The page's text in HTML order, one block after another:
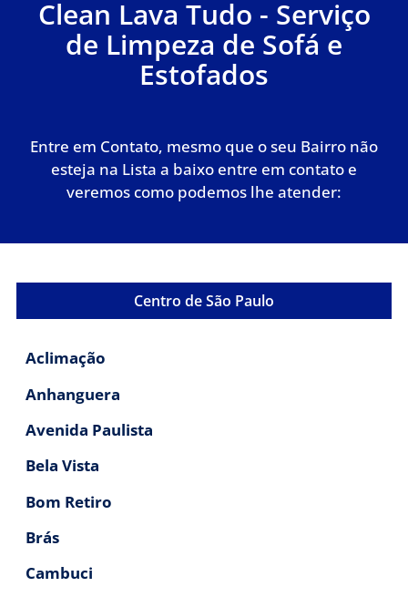
Clean Lava Tudo - Serviço
de Limpeza de Sofá e
Estofados
Entre em Contato, mesmo que o seu Bairro não
esteja na Lista a baixo entre em contato e
veremos como podemos lhe atender:
Centro de São Paulo
Aclimação
Anhanguera
Avenida Paulista
Bela Vista
Bom Retiro
Brás
Cambuci